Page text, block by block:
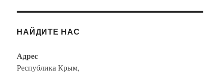
НАЙДИТЕ НАС
Адрес
Республика Крым,